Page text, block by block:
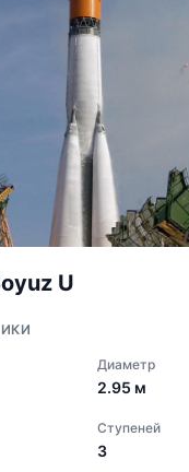
U
Диаметр
2.95 м
Ступеней
3